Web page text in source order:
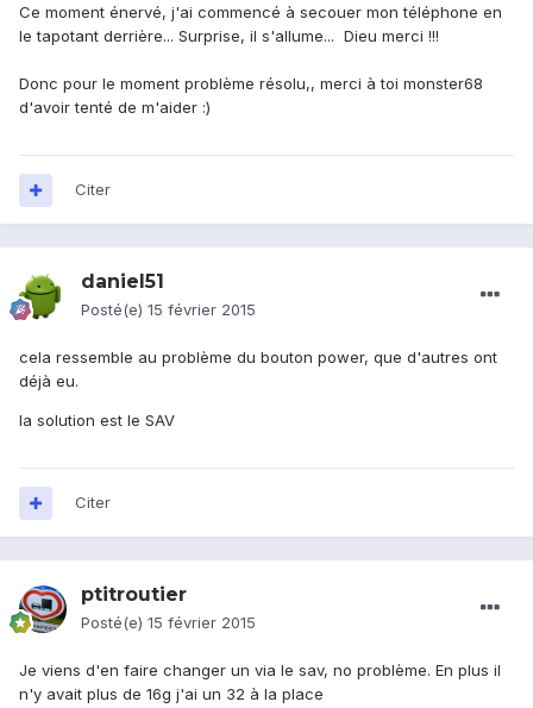
Ce moment énervé, j'ai commencé à secouer mon téléphone en
le tapotant derrière... Surprise, il s'allume... Dieu merci !!!
Donc pour le moment problème résolu,, merci à toi monster68
d'avoir tenté de m'aider :)
Citer
daniel51
Posté(e) 15 février 2015
cela ressemble au problème du bouton power, que d'autres ont
déjà eu.
la solution est le SAV
Citer
ptitroutier
Posté(e) 15 février 2015
Je viens d'en faire changer un via le sav, no problème. En plus il
n'y avait plus de 16g j'ai un 32 à la place